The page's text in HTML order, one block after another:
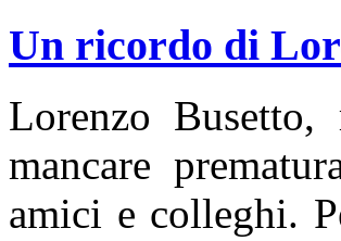
Un ricordo di
Lorenzo
mancare
amici e colleghi.